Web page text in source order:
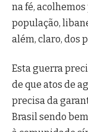
na fé,
população,
além, claro, dos
Esta guerra
de que atos de
precisa da
Brasil sendo